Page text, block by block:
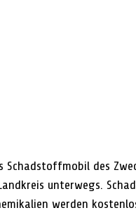
Schadstoffmobil des
unterwegs.
werden